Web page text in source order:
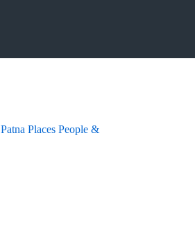
Patna Places People & festives